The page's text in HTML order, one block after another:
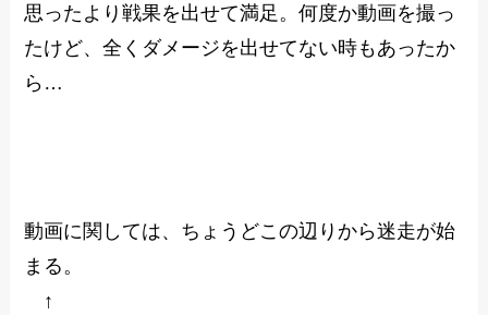
思ったより戦果を出せて満足。何度か動画を撮っ
たけど、全くダメージを出せてない時もあったか
ら…
動画に関しては、ちょうどこの辺りから迷走が始
まる。
↑